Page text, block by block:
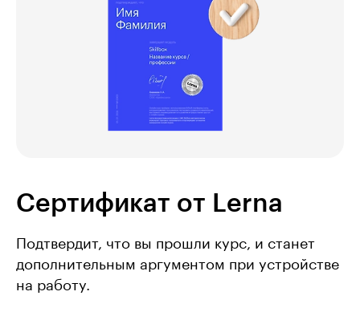
Сертификат от Lerna
Подтвердит, что вы прошли курс, и станет
дополнительным аргументом при устройстве
на работу.